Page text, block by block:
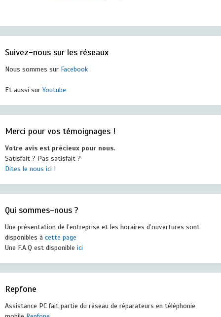
Suivez-nous sur les réseaux
Nous sommes sur Facebook
Et aussi surYoutube
Merci pour vos témoignages !
Votre avis est précieux pour nous.
Satisfait ? Pas satisfait ?
Dites le nous ici !
Qui sommes-nous ?
Une présentation de l’entreprise et les horaires d’ouvertures sont
disponibles à cette page
Une F.A.Q est disponible ici
Repfone
Assistance PC fait partie du réseau de réparateurs en téléphonie